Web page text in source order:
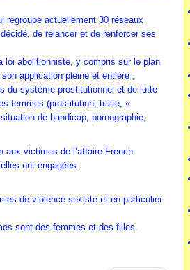
regroupe actuellement 30 réseaux
de relancer et de renforcer ses
loi abolitionniste, y compris sur le plan
application pleine et entière ;
du système prostitutionnel et de lutte
femmes (prostitution, traite, «
de handicap, pornographie,
aux victimes de l’affaire French
ont engagées.
de violence sexiste et en particulier
sont des femmes et des filles.